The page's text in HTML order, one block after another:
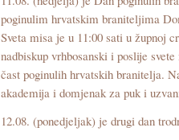
poginulim hrvatskim braniteljima
Sveta misa je u 11:00 sati u župnoj
nadbiskup vrhbosanski i poslije
čast poginulih hrvatskih branitelja.
akademija i domjenak za puk i
12.08. (ponedjeljak) je drugi dan